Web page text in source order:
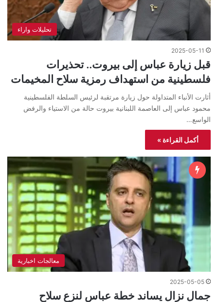
تحليلات واراء
2025-05-11
قبل زيارة عباس إلى بيروت.. تحذيرات
فلسطينية من استهداف رمزية سلاح المخيمات
أثارت الأنباء المتداولة حول زيارة مرتقبة لرئيس السلطة الفلسطينية
محمود عباس إلى العاصمة اللبنانية بيروت حالة من الاستياء والرفض
الواسع…
أكمل القراءة »
معالجات اخبارية
2025-05-05
جمال نزال يساند خطة عباس لنزع سلاح